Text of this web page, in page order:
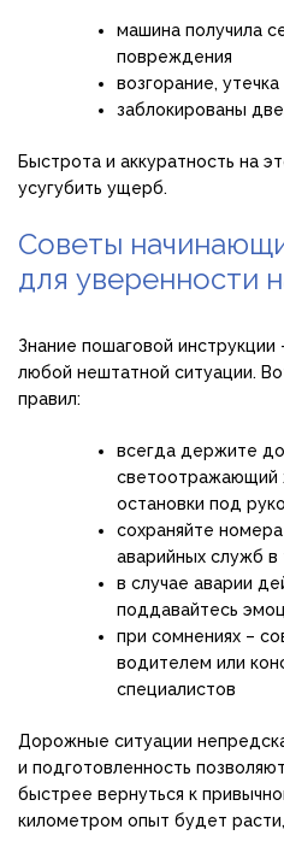
машина получила
повреждения
возгорание,
заблокированы
Быстрота и аккуратность на
усугубить ущерб.
Советы
для уверенности
Знание пошаговой инструкции
любой нештатной ситуации.
правил:
всегда держите
светоотражающий
остановки под
сохраняйте
аварийных служб
в случае аварии
поддавайтесь
при сомнениях –
водителем или
специалистов
Дорожные ситуации
и подготовленность
быстрее вернуться к
километром опыт будет